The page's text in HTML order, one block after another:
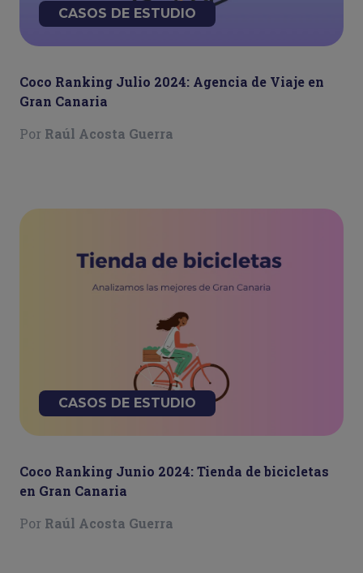
CASOS DE ESTUDIO
Coco Ranking Julio 2024: Agencia de Viaje en
Gran Canaria
Por Raúl Acosta Guerra
CASOS DE ESTUDIO
Coco Ranking Junio 2024: Tienda de bicicletas
en Gran Canaria
Por Raúl Acosta Guerra